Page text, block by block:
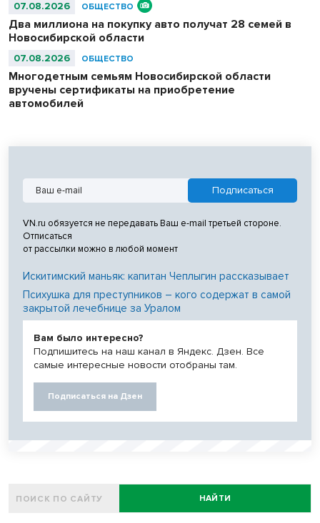
07.08.2026 ОБЩЕСТВО
Два миллиона на покупку авто получат 28 семей в
Новосибирской области
07.08.2026 ОБЩЕСТВО
Многодетным семьям Новосибирской области
вручены сертификаты на приобретение
автомобилей
VN.ru обязуется не передавать Ваш e-mail третьей стороне.
Отписаться
от рассылки можно в любой момент
Искитимский маньяк: капитан Чеплыгин рассказывает
Психушка для преступников – кого содержат в самой
закрытой лечебнице за Уралом
Вам было интересно?
Подпишитесь на наш канал в Яндекс. Дзен. Все
самые интересные новости отобраны там.
Подписаться на Дзен
НАЙТИ